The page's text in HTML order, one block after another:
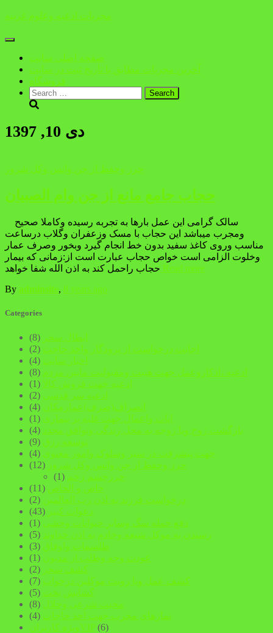
مجربات ادعیه وعلوم غریبه
Toggle
Navigationصفحه اصلی سایت
آخرین مجربات مطابق با تاریخ ثبت در سایت
فروشگاه
Search
for:
دی 10, 1397
حرز وحفظ از جن وانس وکل شرور
حجاب جامع مانع از جن وام الصبیان
ومجرب میباشد این حجاب با مسک وزعفران وگلاب درساعت
مناسب وروی کاغذ سفید بدون خط انجام گیرد وبخور وصرف عمار
وخلوت الزامی است خواص حجاب عبارت است از:زمانی که بیمار
حجاب راحمل کند به اذن الله شفا خواهد Read more
By adminsite, 8 years ago
Categories
ابطال سحر (8)
اجابت درخواست از پرودگار واخذ حاجت (2)
اخبار سایت (4)
ادعیه ،اذکاروعمل جهت هیبت ومقبولیت مابین مردم (8)
ادعیه جهت فروش کالا (1)
ادعیه سر قدسی (2)
انصراف(صرف)عمارمکان (4)
ایات واعمال جهت غلبه بر بیماری (1)
بازگشت زوج ویا زوجه به محل زندگی وتوافق مجدد (4)
توسعه رزق (9)
جهت پیشرفت در سیر وسلوک وامور معنوی (4)
حرز وحفظ از جن وانس وکل شرور (12)
حرزچشم زخم (1)
خاص و الخاص (11)
درخواست فرزند به اذن رب العالمین (2)
دعوات کبیر (43)
دفع خمله سگ وسابر حیوانات وحشی (1)
رسیدن به موکل شیعه وخادم به اذن خداوند (5)
طلسمات واوفاق (3)
عودت وجه وطلب از مدیون (1)
کشف سحر (2)
کشف عمل ویا رویت موکلین درخواب (7)
گشایش بخت (5)
محبت شرعی وحلال (8)
نمازهای مجرب جهت اخذ حاجات (4)
ویژه کاربرانVIP (6)